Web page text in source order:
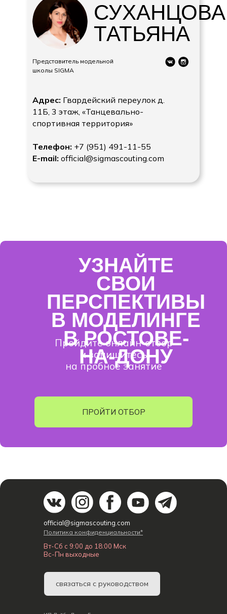
СУХАНЦОВА
ТАТЬЯНА
Адрес: Гвардейский переулок д.
11Б, 3 этаж, «Танцевально-
спортивная территория»
Телефон: +7 (951) 491-11-55
E-mail: official@sigmascouting.com
Представитель модельной
школы SIGMA
УЗНАЙТЕ
СВОИ
ПЕРСПЕКТИВЫ
В МОДЕЛИНГЕ
ВРОСТОВЕ-
НА-ДОНУ
Пройдите онлайн-отбор
и запишитесь
на пробное занятие
ПРОЙТИ ОТБОР
official@sigmascouting.com
Вт-Сб с 9:00 до 18:00 Мск
Вс-Пн выходные
связаться с руководством
Политика конфиденциальности*